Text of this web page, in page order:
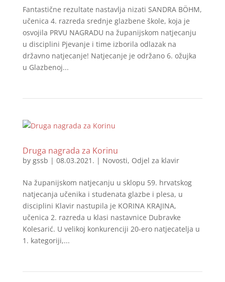
Fantastične rezultate nastavlja nizati SANDRA BÖHM,
učenica 4. razreda srednje glazbene škole, koja je
osvojila PRVU NAGRADU na županijskom natjecanju
u disciplini Pjevanje i time izborila odlazak na
državno natjecanje! Natjecanje je održano 6. ožujka
u Glazbenoj...
Druga nagrada za Korinu
by gssb | 08.03.2021. | Novosti, Odjel za klavir
Na županijskom natjecanju u sklopu 59. hrvatskog
natjecanja učenika i studenata glazbe i plesa, u
disciplini Klavir nastupila je KORINA KRAJINA,
učenica 2. razreda u klasi nastavnice Dubravke
Kolesarić. U velikoj konkurenciji 20-ero natjecatelja u
1. kategoriji,...